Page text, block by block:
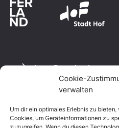
Cookie-
verwalten
Um dir ein optimales Erlebnis zu
Cookies, um Geräteinformationen zu
Logo Download
Datenschutzerklärung
Impressum